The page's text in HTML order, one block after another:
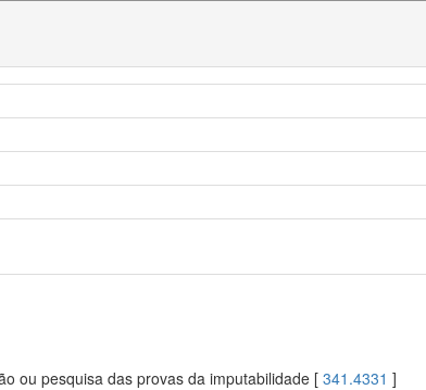
ou pesquisa das provas da imputabilidade [ 341.4331 ]